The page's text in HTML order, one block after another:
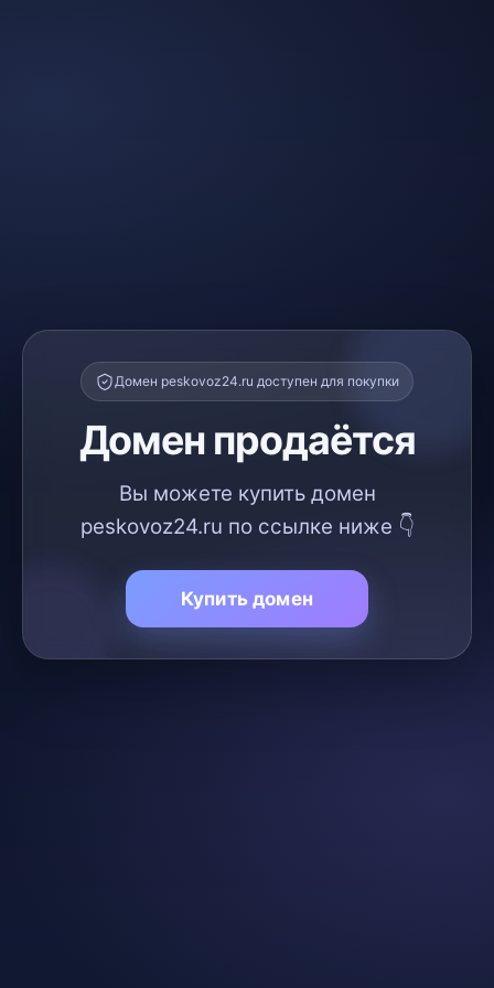
Домен peskovoz24.ru доступен для покупки
Домен продаётся
Вы можете купить домен
peskovoz24.ru по ссылке ниже 👇
Купить домен